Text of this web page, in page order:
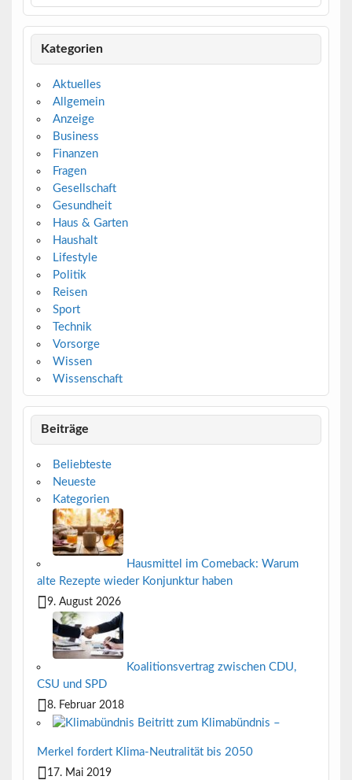
Kategorien
Aktuelles
Allgemein
Anzeige
Business
Finanzen
Fragen
Gesellschaft
Gesundheit
Haus & Garten
Haushalt
Lifestyle
Politik
Reisen
Sport
Technik
Vorsorge
Wissen
Wissenschaft
Beiträge
Beliebteste
Neueste
Kategorien
Hausmittel im Comeback: Warum
alte Rezepte wieder Konjunktur haben
9. August 2026
Koalitionsvertrag zwischen CDU,
CSU und SPD
8. Februar 2018
Beitritt zum Klimabündnis –
Merkel fordert Klima-Neutralität bis 2050
17. Mai 2019